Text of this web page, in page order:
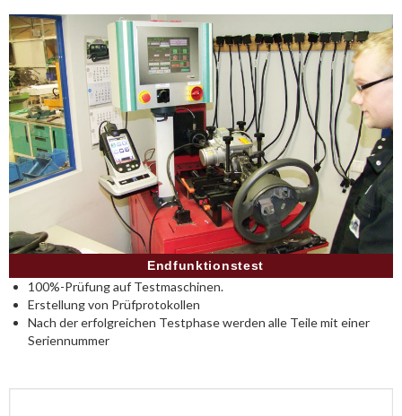
Endfunktionstest
100%-Prüfung auf Testmaschinen.
Erstellung von Prüfprotokollen
Nach der erfolgreichen Testphase werden alle Teile mit einer
Seriennummer